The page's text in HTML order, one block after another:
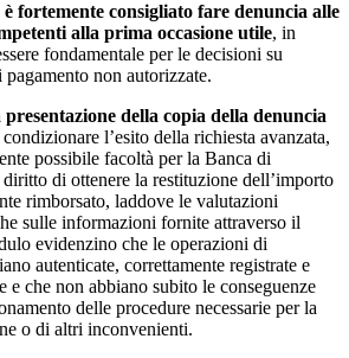
fortemente consigliato fare denuncia alle
alla prima occasione utile, in
fondamentale per le decisioni su
non autorizzate.
della copia della denuncia
l’esito della richiesta avanzata,
possibile facoltà per la Banca di
di ottenere la restituzione dell’importo
rimborsato, laddove le valutazioni
sulle informazioni fornite attraverso il
evidenzino che le operazioni di
autenticate, correttamente registrate e
e che non abbiano subito le conseguenze
delle procedure necessarie per la
o di altri inconvenienti.